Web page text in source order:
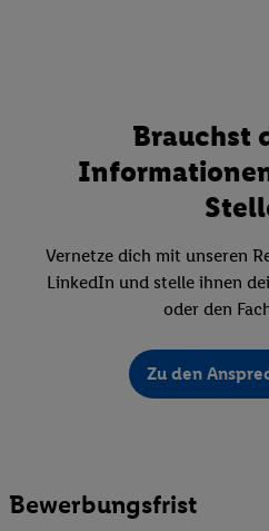
Brauchst
Vernetze dich mit unseren
LinkedIn und stelle ihnen
oder den
Zu den
Bewerbungsfrist